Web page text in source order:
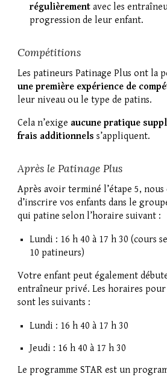
régulièrement avec les
progression de leur enfant.
Compétitions
Les patineurs Patinage Plus ont la
une première expérience de
leur niveau ou le type de patins.
Cela n’exige aucune pratique
frais additionnels s’appliquent.
Après le Patinage Plus
Après avoir terminé l’étape 5,
d’inscrire vos enfants dans le
qui patine selon l’horaire suivant :
Lundi : 16 h 40 à 17 h 30 (cours
10 patineurs)
Votre enfant peut également
entraîneur privé. Les horaires
sont les suivants :
Lundi : 16 h 40 à 17 h 30
Jeudi : 16 h 40 à 17 h 30
Le programme STAR est un